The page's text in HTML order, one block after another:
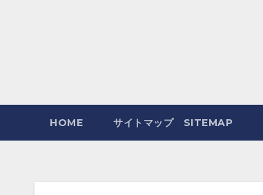
HOME サイトマップ SITEMAP